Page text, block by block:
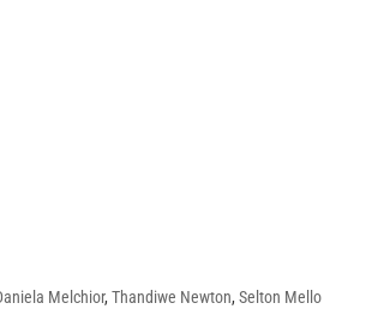
Melchior, Thandiwe Newton, Selton Mello